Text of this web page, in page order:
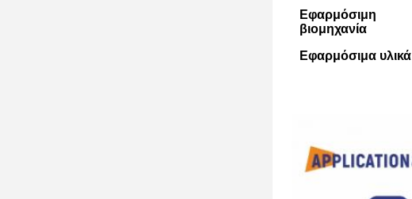
Εφαρμόσιμη
βιομηχανία
Εφαρμόσιμα υλικά